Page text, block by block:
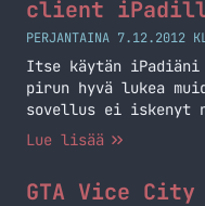
yksi luukku per
iVempeleille
client
PERJANTAINA 7.12.2012
Itse käytän
pirun hyvä lukea
sovellus ei iskenyt
halunnut, koitin
reilun parin euron
Lue lisää
GTA Vice City